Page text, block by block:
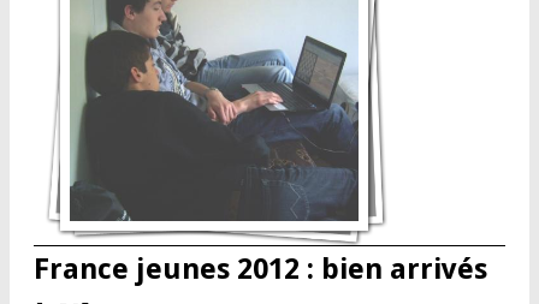
France jeunes 2012 : bien arrivés